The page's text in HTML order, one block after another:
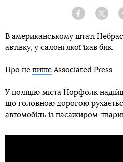
Facebook
В американському штаті
автівку, у салоні якої їхав бик.
Про це пише Associated Press.
У поліцію міста Норфолк
що головною дорогою
автомобіль із пасажиром-